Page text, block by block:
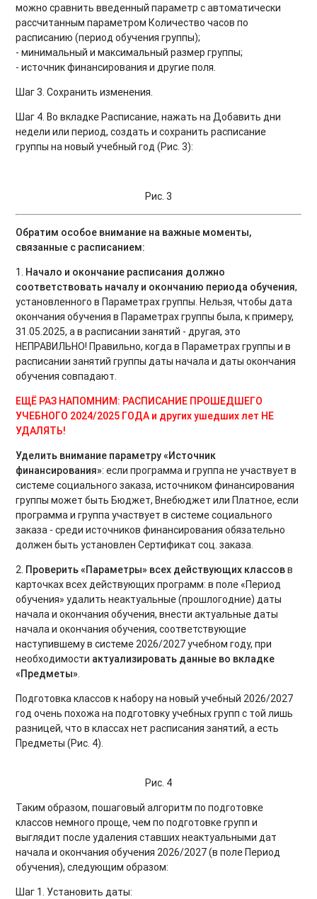
можно сравнить введенный параметр с автоматически
рассчитанным параметром Количество часов по
расписанию (период обучения группы);
- минимальный и максимальный размер группы;
- источник финансирования и другие поля.
Шаг 3. Сохранить изменения.
Шаг 4. Во вкладке Расписание, нажать на Добавить дни
недели или период, создать и сохранить расписание
группы на новый учебный год (Рис. 3):
Рис. 3
Обратим особое внимание на важные моменты,
связанные с расписанием:
1. Начало и окончание расписания должно
соответствовать началу и окончанию периода обучения,
установленного в Параметрах группы. Нельзя, чтобы дата
окончания обучения в Параметрах группы была, к примеру,
31.05.2025, а в расписании занятий - другая, это
НЕПРАВИЛЬНО! Правильно, когда в Параметрах группы и в
расписании занятий группы даты начала и даты окончания
обучения совпадают.
ЕЩЁ РАЗ НАПОМНИМ: РАСПИСАНИЕ ПРОШЕДШЕГО
УЧЕБНОГО 2024/2025 ГОДА и других ушедших лет НЕ
УДАЛЯТЬ!
Уделить внимание параметру «Источник
финансирования»: если программа и группа не участвует в
системе социального заказа, источником финансирования
группы может быть Бюджет, Внебюджет или Платное, если
программа и группа участвует в системе социального
заказа - среди источников финансирования обязательно
должен быть установлен Сертификат соц. заказа.
2. Проверить «Параметры» всех действующих классовв
карточках всех действующих программ: в поле «Период
обучения» удалить неактуальные (прошлогодние) даты
начала и окончания обучения, внести актуальные даты
начала и окончания обучения, соответствующие
наступившему в системе 2026/2027 учебном году, при
необходимости актуализировать данные во вкладке
«Предметы».
Подготовка классов к набору на новый учебный 2026/2027
год очень похожа на подготовку учебных групп с той лишь
разницей, что в классах нет расписания занятий, а есть
Предметы (Рис. 4).
Рис. 4
Таким образом, пошаговый алгоритм по подготовке
классов немного проще, чем по подготовке групп и
выглядит после удаления ставших неактуальными дат
начала и окончания обучения 2026/2027 (в поле Период
обучения), следующим образом:
Шаг 1. Установить даты: